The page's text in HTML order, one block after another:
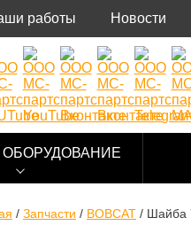
работы Новости
/ Запчасти / BOBCAT / Шайба